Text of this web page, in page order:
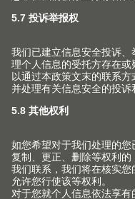
还有其他的问题
请随时与我们直接联系
你。也许这些常见问题